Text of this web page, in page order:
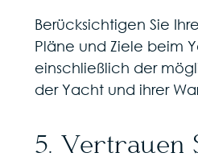
Berücksichtigen Sie
Pläne und Ziele beim
einschließlich der
der Yacht und ihrer
5. Vertrauen